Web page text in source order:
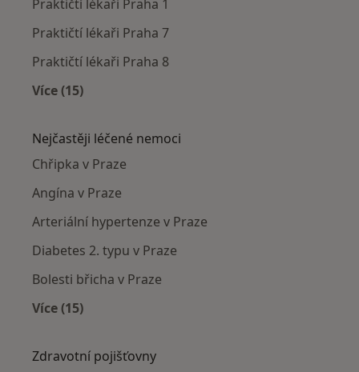
Praktičtí lékaři Praha 1
Praktičtí lékaři Praha 7
Praktičtí lékaři Praha 8
Více (15)
Nejčastěji léčené nemoci
Chřipka v Praze
Angína v Praze
Arteriální hypertenze v Praze
Diabetes 2. typu v Praze
Bolesti břicha v Praze
Více (15)
Zdravotní pojišťovny